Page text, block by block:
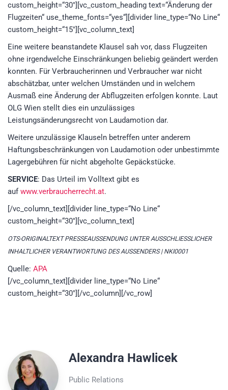
custom_height=“30″][vc_custom_heading text=“Änderung der
Flugzeiten“ use_theme_fonts=“yes“][divider line_type=“No Line“
custom_height=“15″][vc_column_text]
Eine weitere beanstandete Klausel sah vor, dass Flugzeiten
ohne irgendwelche Einschränkungen beliebig geändert werden
konnten. Für Verbraucherinnen und Verbraucher war nicht
abschätzbar, unter welchen Umständen und in welchem
Ausmaß eine Änderung der Abflugzeiten erfolgen konnte. Laut
OLG Wien stellt dies ein unzulässiges
Leistungsänderungsrecht von Laudamotion dar.
Weitere unzulässige Klauseln betreffen unter anderem
Haftungsbeschränkungen von Laudamotion oder unbestimmte
Lagergebühren für nicht abgeholte Gepäckstücke.
SERVICE: Das Urteil im Volltext gibt es
auf www.verbraucherrecht.at.
[/vc_column_text][divider line_type=“No Line“
custom_height=“30″][vc_column_text]
OTS-ORIGINALTEXT PRESSEAUSSENDUNG UNTER AUSSCHLIESSLICHER
INHALTLICHER VERANTWORTUNG DES AUSSENDERS | NKI0001
Quelle: APA
[/vc_column_text][divider line_type=“No Line“
custom_height=“30″][/vc_column][/vc_row]
Alexandra Hawlicek
Public Relations